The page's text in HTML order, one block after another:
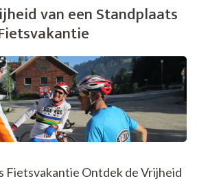
vanuit
van een Standplaats
Fietsvakantie Ontdek de Vrijheid